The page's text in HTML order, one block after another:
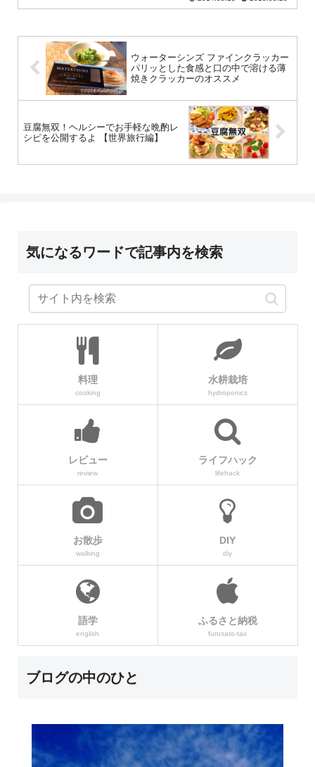
ウォーターシンズ ファインクラッカー
パリッとした食感と口の中で溶ける薄
焼きクラッカーのオススメ
豆腐無双！ヘルシーでお手軽な晩酌レ
シピを公開するよ 【世界旅行編】
気になるワードで記事内を検索
料理
cooking
水耕栽培
hydroponics
レビュー
review
ライフハック
lifehack
お散歩
walking
DIY
diy
語学
english
ふるさと納税
furusato-tax
ブログの中のひと